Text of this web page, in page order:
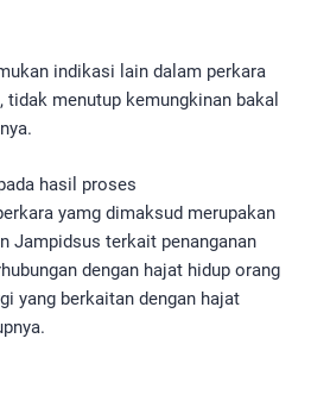
indikasi lain dalam perkara
tidak menutup kemungkinan bakal
hasil proses
yamg dimaksud merupakan
Jampidsus terkait penanganan
dengan hajat hidup orang
yang berkaitan dengan hajat